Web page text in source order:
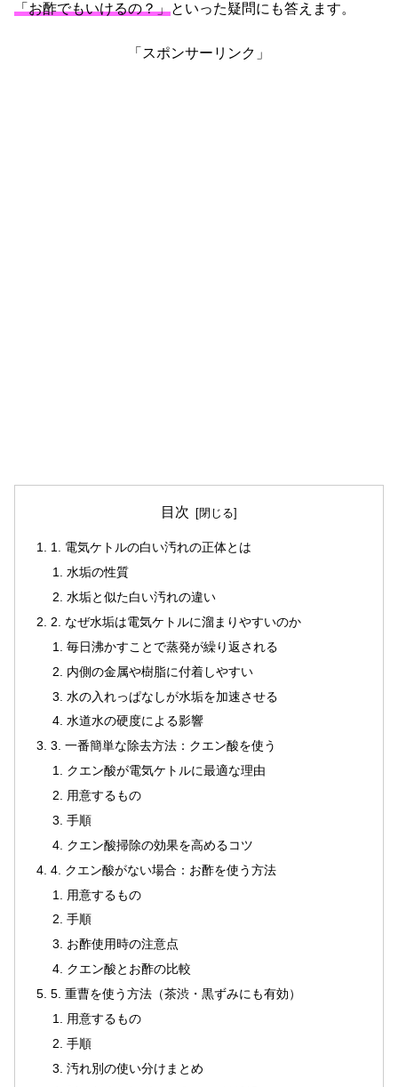
「お酢でもいけるの？」といった疑問にも答えます。
「スポンサーリンク」
目次
1. 電気ケトルの白い汚れの正体とは
水垢の性質
水垢と似た白い汚れの違い
2. なぜ水垢は電気ケトルに溜まりやすいのか
毎日沸かすことで蒸発が繰り返される
内側の金属や樹脂に付着しやすい
水の入れっぱなしが水垢を加速させる
水道水の硬度による影響
3. 一番簡単な除去方法：クエン酸を使う
クエン酸が電気ケトルに最適な理由
用意するもの
手順
クエン酸掃除の効果を高めるコツ
4. クエン酸がない場合：お酢を使う方法
用意するもの
手順
お酢使用時の注意点
クエン酸とお酢の比較
5. 重曹を使う方法（茶渋・黒ずみにも有効）
用意するもの
手順
汚れ別の使い分けまとめ